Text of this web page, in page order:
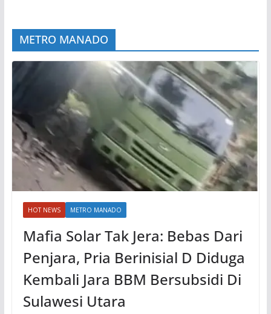
METRO MANADO
HOT NEWS METRO MANADO
Mafia Solar Tak Jera: Bebas Dari
Penjara, Pria Berinisial D Diduga
Kembali Jara BBM Bersubsidi Di
Sulawesi Utara